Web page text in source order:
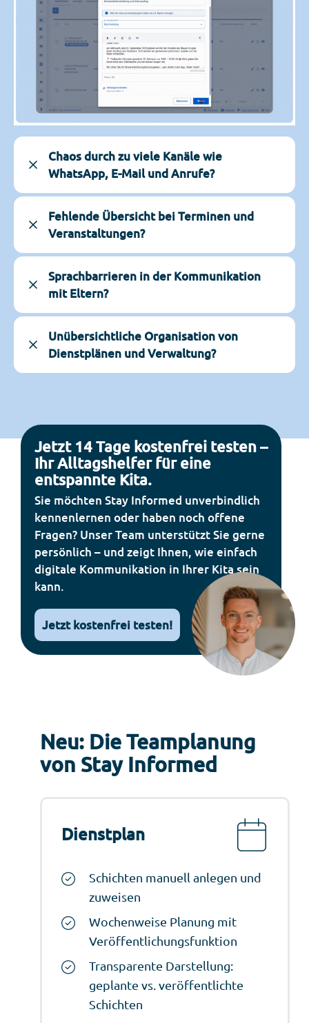
Chaos durch zu viele Kanäle wie
WhatsApp, E-Mail und Anrufe?
Fehlende Übersicht bei Terminen und
Veranstaltungen?
Sprachbarrieren in der Kommunikation
mit Eltern?
Unübersichtliche Organisation von
Dienstplänen und Verwaltung?
Jetzt 14 Tage kostenfrei testen –
Ihr Alltagshelfer für eine
entspannte Kita.
Sie möchten Stay Informed unverbindlich
kennenlernen oder haben noch offene
Fragen? Unser Team unterstützt Sie gerne
persönlich – und zeigt Ihnen, wie einfach
digitale Kommunikation in Ihrer Kita sein
kann.
Jetzt kostenfrei testen!
Neu: Die Teamplanung
von Stay Informed
Dienstplan
Schichten manuell anlegen und
zuweisen
Wochenweise Planung mit
Veröffentlichungsfunktion
Transparente Darstellung:
geplante vs. veröffentlichte
Schichten